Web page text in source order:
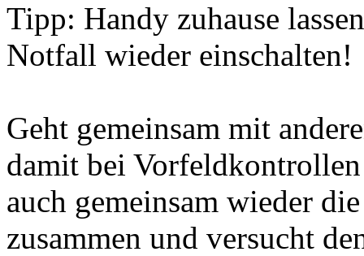
Tipp: Handy zuhause
Notfall wieder einschalten!
Geht gemeinsam mit
damit bei
auch gemeinsam wieder
zusammen und versucht